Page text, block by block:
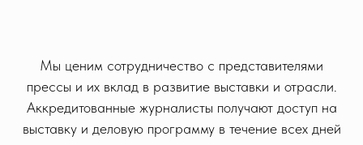
Мы ценим сотрудничество с представителями
прессы и их вклад в развитие выставки и отрасли.
Аккредитованные журналисты получают доступ на
выставку и деловую программу в течение всех дней